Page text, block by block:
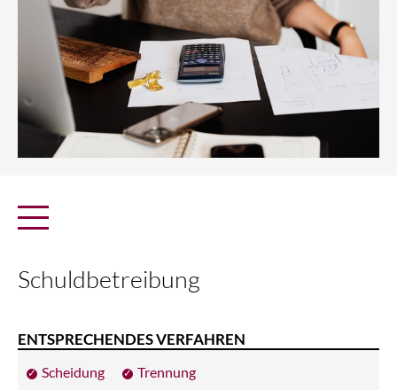
Schuldbetreibung
ENTSPRECHENDES VERFAHREN
Scheidung
Trennung